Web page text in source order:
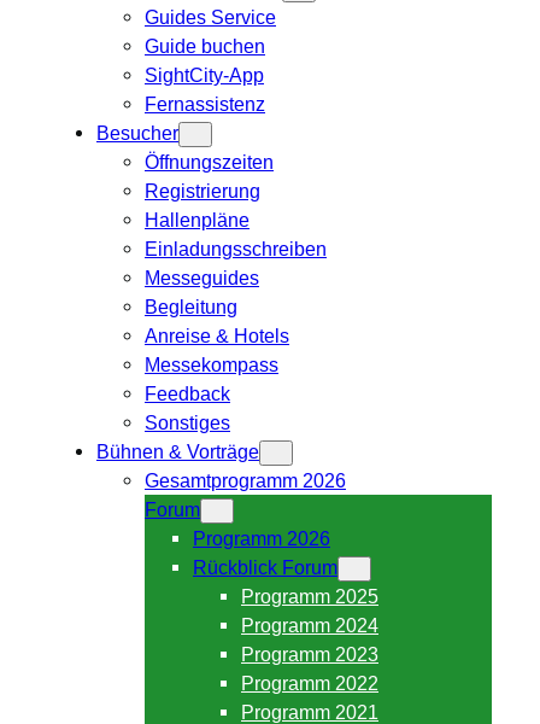
Guides Service
Guide buchen
SightCity-App
Fernassistenz
Besucher
Öffnungszeiten
Registrierung
Hallenpläne
Einladungsschreiben
Messeguides
Begleitung
Anreise & Hotels
Messekompass
Feedback
Sonstiges
Bühnen & Vorträge
Gesamtprogramm 2026
Forum
Programm 2026
Rückblick Forum
Programm 2025
Programm 2024
Programm 2023
Programm 2022
Programm 2021